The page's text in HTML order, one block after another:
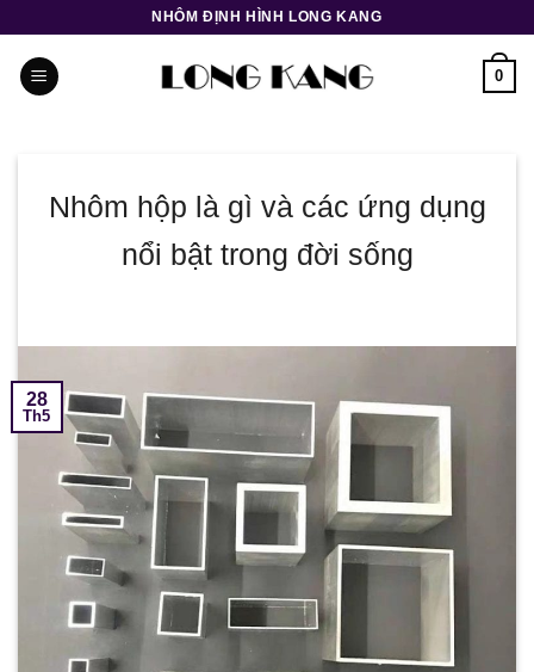
nội
NHÔM ĐỊNH HÌNH LONG KANG
0
Nhôm hộp là gì và các ứng dụng
nổi bật trong đời sống
28
Th5